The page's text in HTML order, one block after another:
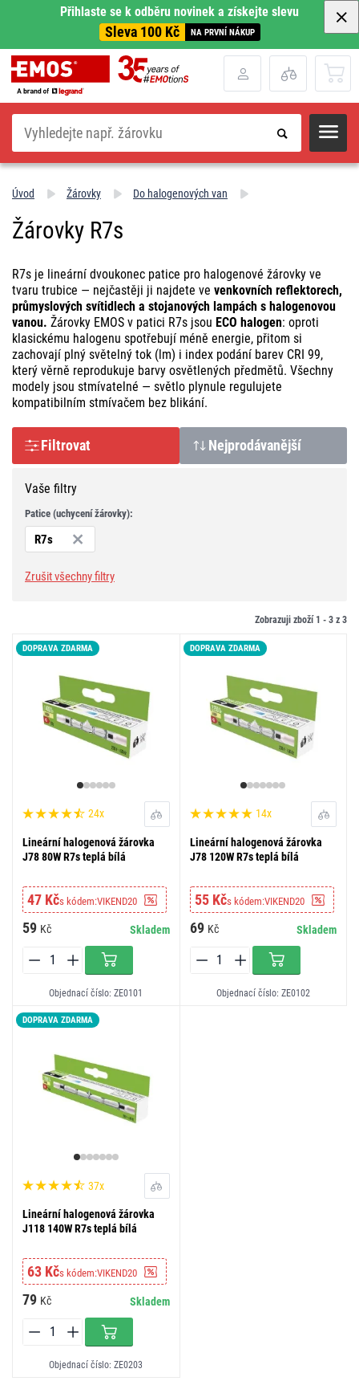
Přihlaste se k odběru novinek a získejte slevu
Sleva 100 Kč NA PRVNÍ NÁKUP
Hledat
Úvod Žárovky Do halogenových van
Žárovky R7s
R7s je lineární dvoukonec patice pro halogenové žárovky ve
tvaru trubice — nejčastěji ji najdete ve venkovních reflektorech,
průmyslových svítidlech a stojanových lampách s halogenovou
vanou. Žárovky EMOS v patici R7s jsou ECO halogen: oproti
klasickému halogenu spotřebují méně energie, přitom si
zachovají plný světelný tok (lm) i index podání barev CRI 99,
který věrně reprodukuje barvy osvětlených předmětů. Všechny
modely jsou stmívatelné — světlo plynule regulujete
kompatibilním stmívačem bez blikání.
Filtrovat Nejprodávanější
Vaše filtry
Patice (uchycení žárovky):
R7s
Zrušit všechny filtry
Zobrazuji zboží 1 - 3 z 3
DOPRAVA ZDARMA
24x
Lineární halogenová žárovka
J78 80W R7s teplá bílá
47 Kčs kódem:VIKEND20
59 Kč Skladem
Objednací číslo: ZE0101
DOPRAVA ZDARMA
14x
Lineární halogenová žárovka
J78 120W R7s teplá bílá
55 Kčs kódem:VIKEND20
69 Kč Skladem
Objednací číslo: ZE0102
DOPRAVA ZDARMA
37x
Lineární halogenová žárovka
J118 140W R7s teplá bílá
63 Kčs kódem:VIKEND20
79 Kč Skladem
Objednací číslo: ZE0203